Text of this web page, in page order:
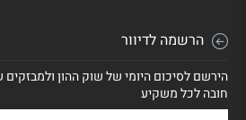
הרשמה לדיוור
הירשם לסיכום היומי של שוק ההון ולמבזקים
חובה לכל משקיע